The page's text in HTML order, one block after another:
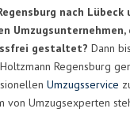
nach Lübeck
Umzugsunternehmen,
gestaltet? Dann
Regensburg
Umzugsservice
von Umzugsexperten